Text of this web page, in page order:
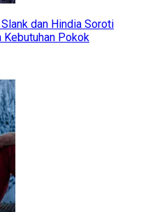
dan Hindia Soroti
Pokok